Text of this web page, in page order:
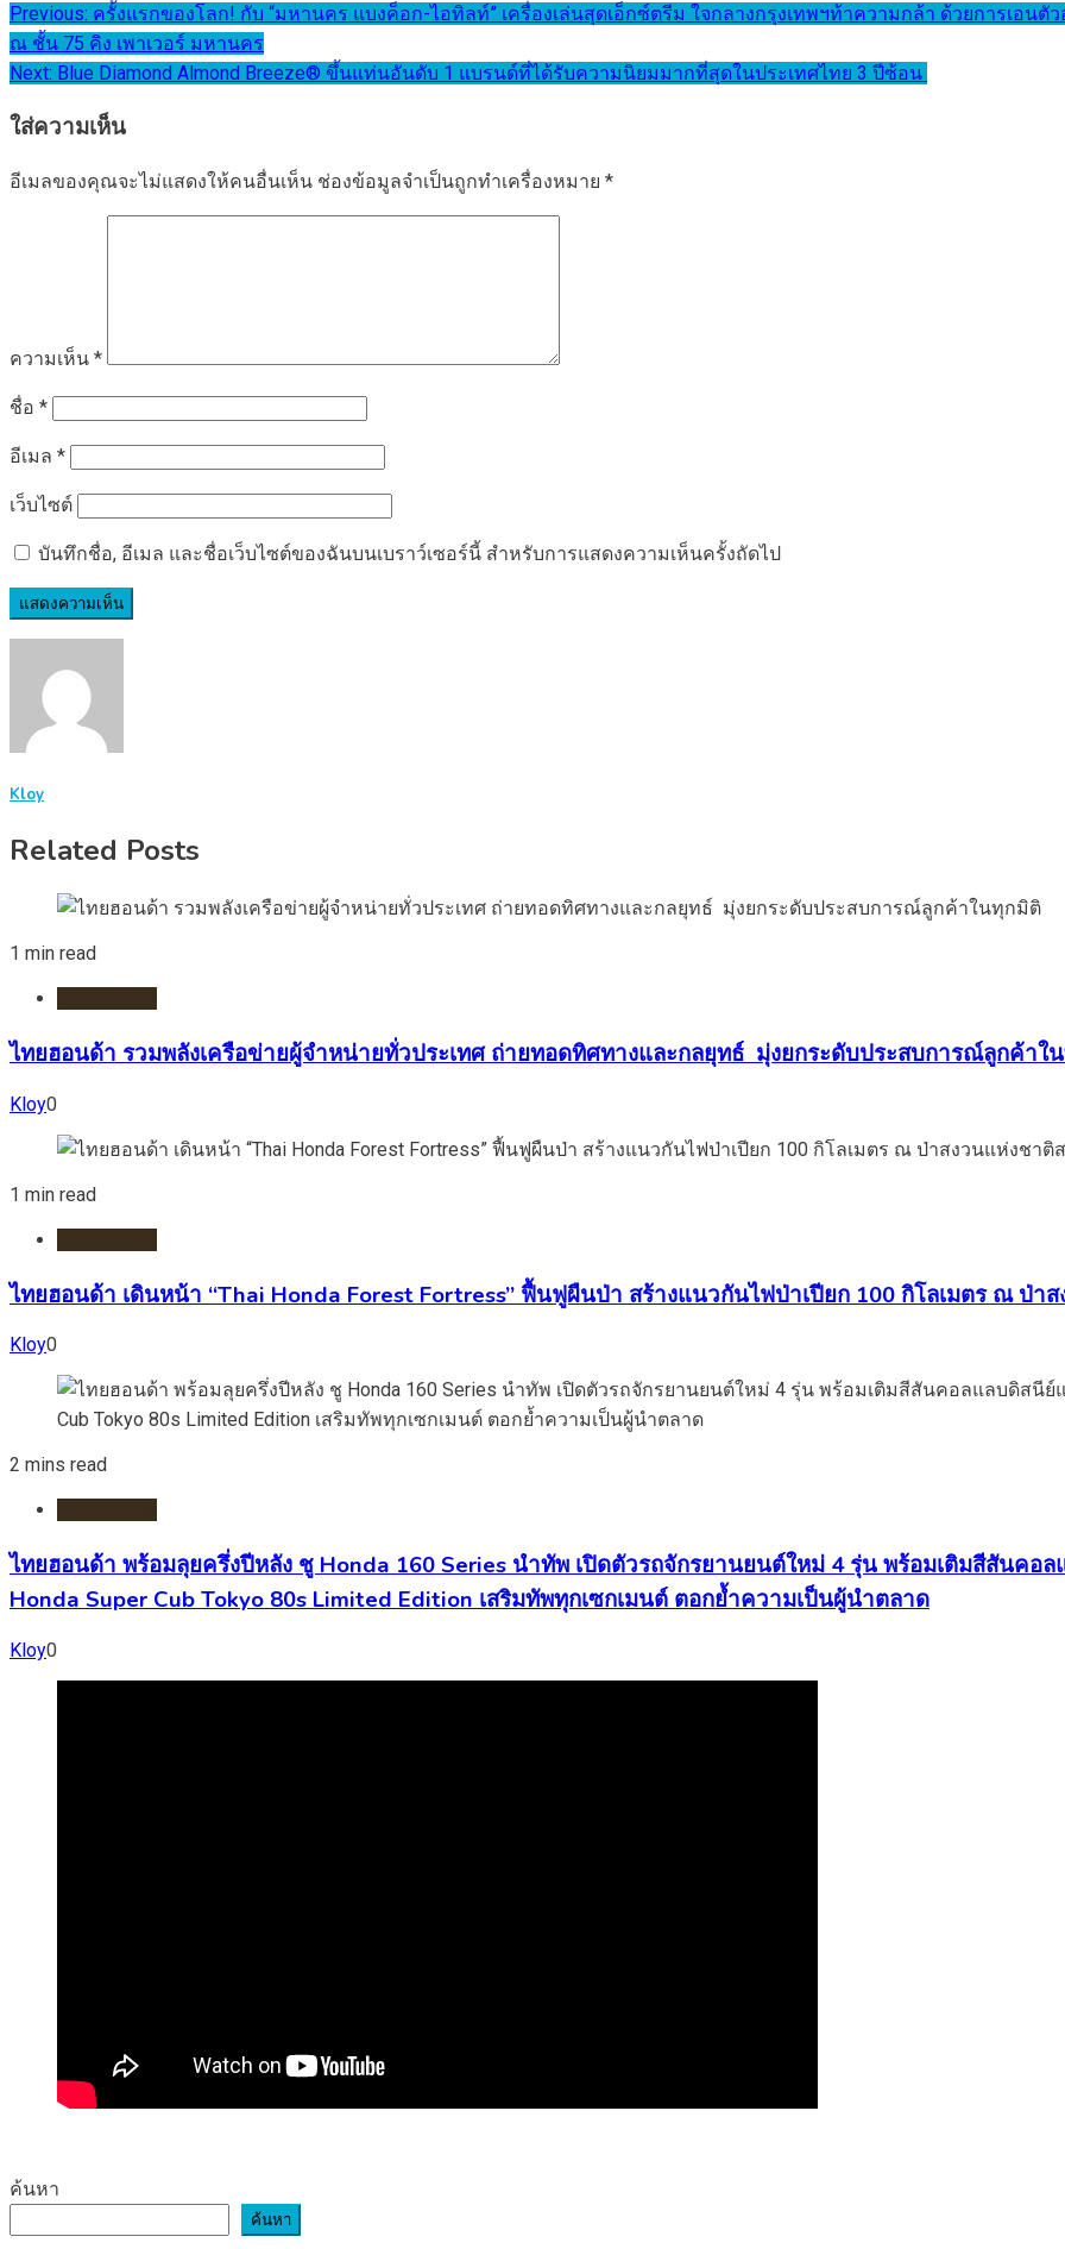
แนะแนว
เรื่อง
Previous: ครั้งแรกของโลก! กับ “มหานคร แบงค็อก-ไอทิลท์” เครื่องเล่นสุดเอ็กซ์ตรีม ใจกลางกรุงเทพฯท้าความกล้า ด้วยการเอน
ณ ชั้น 75 คิง เพาเวอร์ มหานคร
Next: Blue Diamond Almond Breeze® ขึ้นแท่นอันดับ 1 แบรนด์ที่ได้รับความนิยมมากที่สุดในประเทศไทย 3 ปีซ้อน
ใส่ความเห็น
อีเมลของคุณจะไม่แสดงให้คนอื่นเห็น ช่องข้อมูลจำเป็นถูกทำเครื่องหมาย *
ความเห็น *
ชื่อ *
อีเมล *
เว็บไซต์
บันทึกชื่อ, อีเมล และชื่อเว็บไซต์ของฉันบนเบราว์เซอร์นี้ สำหรับการแสดงความเห็นครั้งถัดไป
Kloy
Related Posts
1 min read
ไทยฮอนด้า รวมพลังเครือข่ายผู้จำหน่ายทั่วประเทศ ถ่ายทอดทิศทางและกลยุทธ์ มุ่งยกระดับประสบการณ์ลูกค้าใ
Kloy0
1 min read
ไทยฮอนด้า เดินหน้า “Thai Honda Forest Fortress” ฟื้นฟูผืนป่า สร้างแนวกันไฟป่าเปียก 100 กิโลเมตร ณ ป่า
Kloy0
2 mins read
ไทยฮอนด้า พร้อมลุยครึ่งปีหลัง ชู Honda 160 Series นำทัพ เปิดตัวรถจักรยานยนต์ใหม่ 4 รุ่น พร้อมเติมสีสันคอ
Honda Super Cub Tokyo 80s Limited Edition เสริมทัพทุกเซกเมนต์ ตอกย้ำความเป็นผู้นำตลาด
Kloy0
ค้นหา
ค้นหา